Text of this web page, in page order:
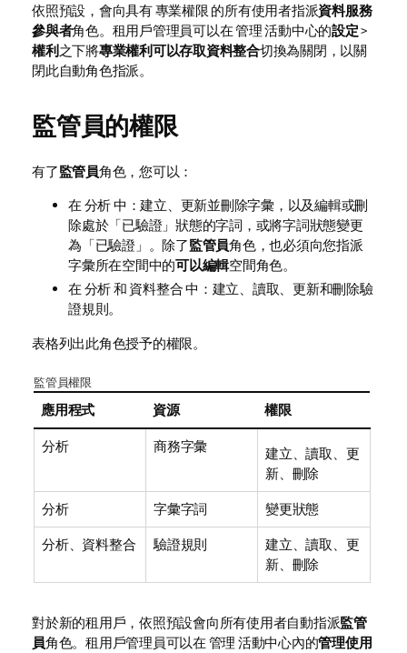
依照預設，會向具有 專業權限 的所有使用者指派資料服務
參與者角色。租用戶管理員可以在管理活動中心的設定>
權利之下將專業權利可以存取資料整合切換為關閉，以關
閉此自動角色指派。
監管員的權限
有了監管員角色，您可以：
在 分析中：建立、更新並刪除字彙，以及編輯或刪
除處於「已驗證」狀態的字詞，或將字詞狀態變更
為「已驗證」。除了監管員角色，也必須向您指派
字彙所在空間中的可以編輯空間角色。
在 分析和 資料整合中：建立、讀取、更新和刪除驗
證規則。
表格列出此角色授予的權限。
監管員權限
應用程式 資源 權限
分析 商務字彙
建立、讀取、更
新、刪除
分析 字彙字詞 變更狀態
分析、 資料整合 驗證規則
建立、讀取、更
新、刪除
對於新的租用戶，依照預設會向所有使用者自動指派監管
員角色。租用戶管理員可以在 管理 活動中心內的管理使用